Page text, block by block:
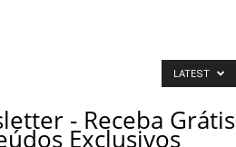
LATEST
- Receba Grátis
Exclusivos